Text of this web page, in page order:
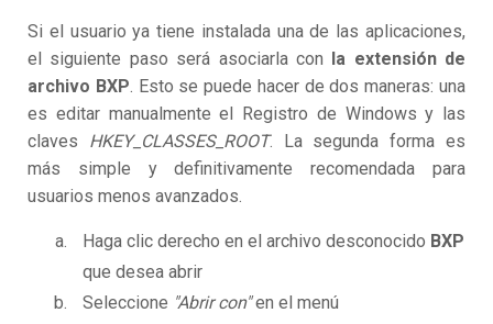
Si el usuario ya tiene instalada una de las aplicaciones,
el siguiente paso será asociarla con la extensión de
archivo BXP. Esto se puede hacer de dos maneras: una
es editar manualmente el Registro de Windows y las
claves HKEY_CLASSES_ROOT. La segunda forma es
más simple y definitivamente recomendada para
usuarios menos avanzados.
Haga clic derecho en el archivo desconocido BXP
que desea abrir
Seleccione "Abrir con"en el menú